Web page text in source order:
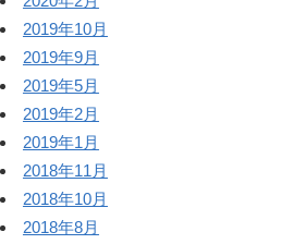
2019年10月
2019年9月
2019年5月
2019年2月
2019年1月
2018年11月
2018年10月
2018年8月